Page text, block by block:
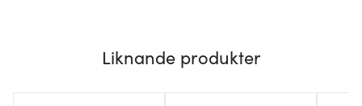
Liknande produkter